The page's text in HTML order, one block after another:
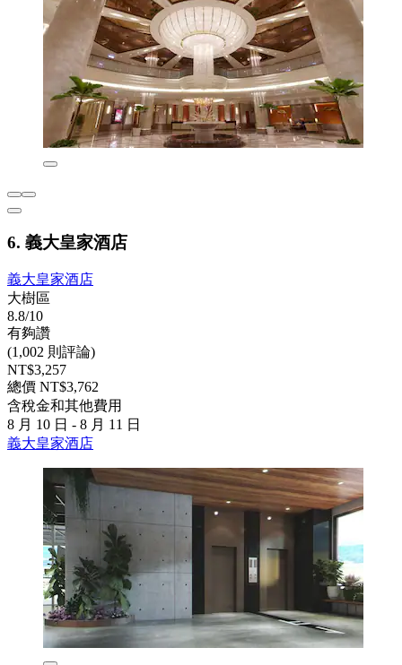
6. 義大皇家酒店
義大皇家酒店
大樹區
8.8/10
有夠讚
(1,002 則評論)
NT$3,257
總價 NT$3,762
含稅金和其他費用
8 月 10 日 - 8 月 11 日
義大皇家酒店